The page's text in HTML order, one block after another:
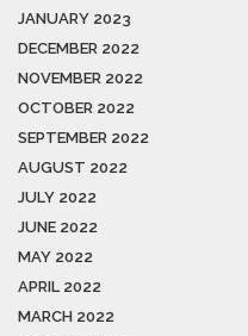
JANUARY 2023
DECEMBER 2022
NOVEMBER 2022
OCTOBER 2022
SEPTEMBER 2022
AUGUST 2022
JULY 2022
JUNE 2022
MAY 2022
APRIL 2022
MARCH 2022